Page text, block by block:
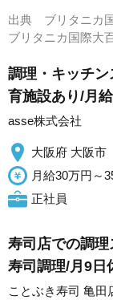
出典 ブリタニカ
ブリタニカ国際
調理・キッチ
育施設あり/月
asse株式会社
大阪府 大阪市
月給30万円～
正社員
寿司店での調
寿司調理/月9日
ことぶき寿司 亀田